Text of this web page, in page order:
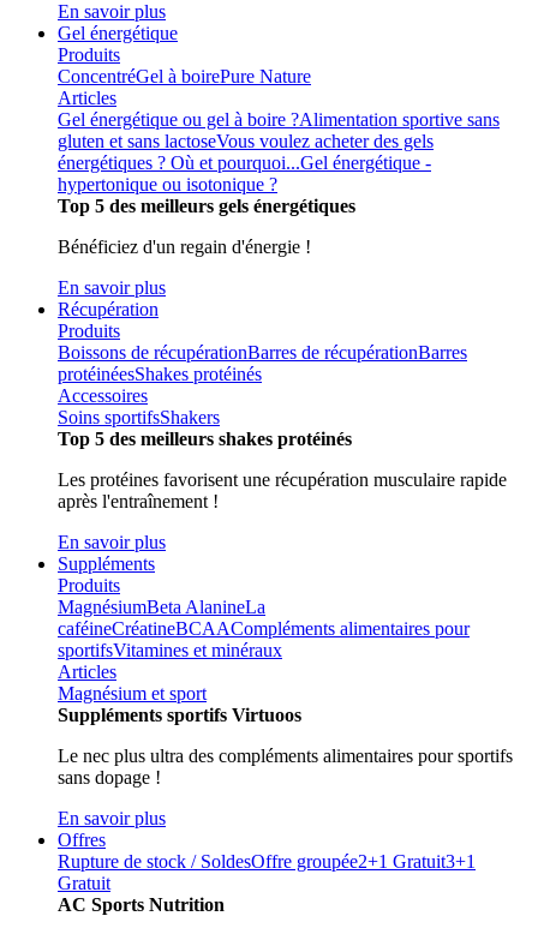
En savoir plus
Gel énergétique
Produits
ConcentréGel à boirePure Nature
Articles
Gel énergétique ou gel à boire ?Alimentation sportive sans
gluten et sans lactoseVous voulez acheter des gels
énergétiques ? Où et pourquoi...Gel énergétique -
hypertonique ou isotonique ?
Top 5 des meilleurs gels énergétiques
Bénéficiez d'un regain d'énergie !
En savoir plus
Récupération
Produits
Boissons de récupérationBarres de récupérationBarres
protéinéesShakes protéinés
Accessoires
Soins sportifsShakers
Top 5 des meilleurs shakes protéinés
Les protéines favorisent une récupération musculaire rapide
après l'entraînement !
En savoir plus
Suppléments
Produits
MagnésiumBeta AlanineLa
caféineCréatineBCAACompléments alimentaires pour
sportifsVitamines et minéraux
Articles
Magnésium et sport
Suppléments sportifs Virtuoos
Le nec plus ultra des compléments alimentaires pour sportifs
sans dopage !
En savoir plus
Offres
Rupture de stock / SoldesOffre groupée2+1 Gratuit3+1
Gratuit
AC Sports Nutrition